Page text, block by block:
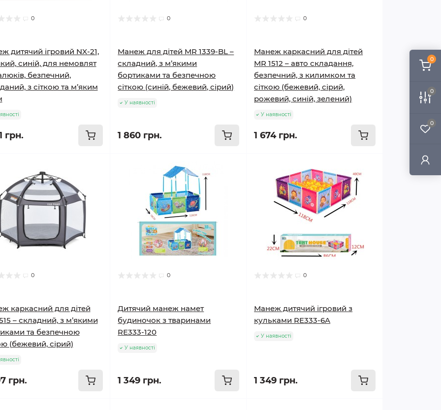
0
0
0
0
дитячий ігровий NX-21,
синій, для немовлят
безпечний,
з сіткою та м’яким
грн.
0
Манеж для дітей MR 1339-BL –
складний, з м’якими
бортиками та безпечною
сіткою (синій, бежевий, сірий)
У наявності
1 860 грн.
0
Манеж каркасний для дітей
MR 1512 – авто складання,
безпечний, з килимком та
сіткою (бежевий, сірий,
рожевий, синій, зелений)
У наявності
1 674 грн.
0
каркасний для дітей
– складний, з м’якими
та безпечною
(бежевий, сірий)
грн.
0
Дитячий манеж намет
будиночок з тваринами
RE333-120
У наявності
1 349 грн.
0
Манеж дитячий ігровий з
кульками RE333-6A
У наявності
1 349 грн.